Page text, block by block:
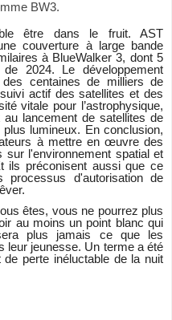
BW3.
être dans le fruit. AST
couverture à large bande
à BlueWalker 3, dont 5
2024. Le développement
centaines de milliers de
actif des satellites et des
vitale pour l’astrophysique,
au lancement de satellites de
lumineux. En conclusion,
à mettre en œuvre des
sur l'environnement spatial et
ils préconisent aussi que ce
d'autorisation de
êtes, vous ne pourrez plus
au moins un point blanc qui
plus jamais ce que les
leur jeunesse. Un terme a été
perte inéluctable de la nuit